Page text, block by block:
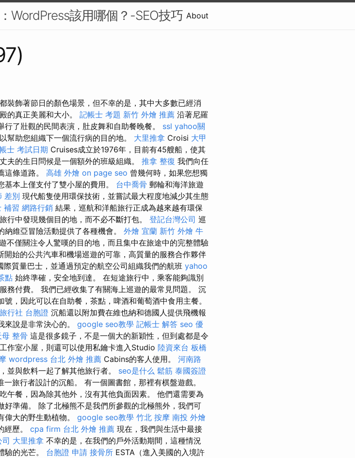
WordPress該用哪個？-SEO技巧 About
裝飾著節日的顏色場景，但不幸的是，其中大多數已經消
的真正美麗和大小。 記帳士 考題 新竹 外燴 推薦 沿著尼羅
了壯觀的民間表演，肚皮舞和自助餐晚餐。 ssl yahoo關
幫助您組織下一個流行病的目的地。 大里推拿 Croisi 大甲
士 考試日期 Cruises成立於1976年，目前有45艘船，使其
夫的生日問候是一個額外的班級組織。 推拿 整復 我們向任
這條道路。 高雄 外燴 on page seo 曾幾何時，如果您想獨
本上僅支付了雙小屋的費用。 台中喬骨 郵輪和海洋旅遊
差別 現代船隻使用環保技術，並嘗試最大程度地減少其生態
補習 網路行銷 結果，巡航和洋船旅行正成為越來越有環保
行中發現幾個目的地，而不必不斷打包。 登記台灣公司 巡
維亞冒險活動提供了各種機會。 外燴 宜蘭 新竹 外燴 牛
不僅關注令人驚嘆的目的地，而且集中在旅途中的完整體驗
開始的公共汽車和機場巡遊的可靠，高質量的服務合作夥伴
際質量巴士，並通過預定的航空公司組織我們的航班 yahoo
點 始終準確，安全地到達。 在短途旅行中，乘客能夠識別
務付費。 我們已經收集了有關海上巡遊的最常見問題。 沉
，因此可以在自助餐，茶點，啤酒和葡萄酒中食用主餐。
行社 台胞證 沉船還以附加費在維也納和德國人提供飛機報
來說是非常決心的。 google seo教學 記帳士 解答 seo 優
母 整骨 這是很多鏡子，不是一個大的新穎性，但到處都是令
作室小屋，則還可以使用私鑰卡進入Studio 陸資來台 板橋
wordpress 台北 外燴 推薦 Cabins的客人使用。 河南路
並與飲料一起了解其他旅行者。 seo是什么 鬆筋 泰國簽證
旅行者設計的沉船。 有一個圖書館，那裡有棋盤遊戲。
午餐，因為除其他外，沒有其他負面因素。 他們還需要為
準備。 除了北極熊不是我們所參觀的北極熊外，我們可
偉大的野生動植物。 google seo教學 竹北 按摩 南投 外燴
經歷。 cpa firm 台北 外燴 推薦 現在，我們與生活中最接
司 大里推拿 不幸的是，在我們的戶外活動期間，這種情況
驗的光芒。 台胞證 申請 接骨所 ESTA（進入美國的入境許